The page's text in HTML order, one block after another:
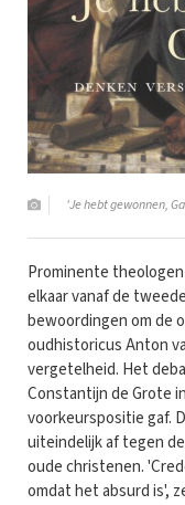
'Je hebt gewonnen,
Prominente
elkaar vanaf de
bewoordingen om de
oudhistoricus Anton
vergetelheid. Het
Constantijn de Grote
voorkeurspositie gaf.
uiteindelijk af tegen
oude christenen.
omdat het absurd is',